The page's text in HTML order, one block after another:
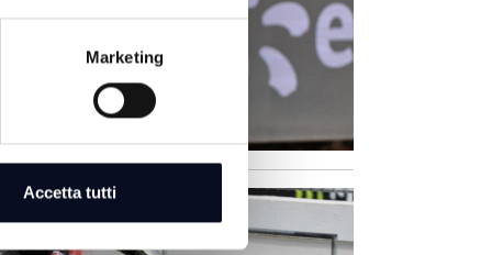
Marketing
Accetta tutti